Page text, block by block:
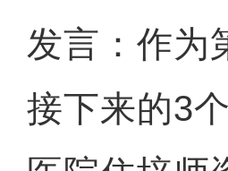
发言：作为
接下来的3